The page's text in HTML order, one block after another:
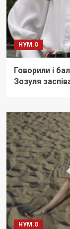
НУМ.О
Говорили і
Зозуля
НУМ.О